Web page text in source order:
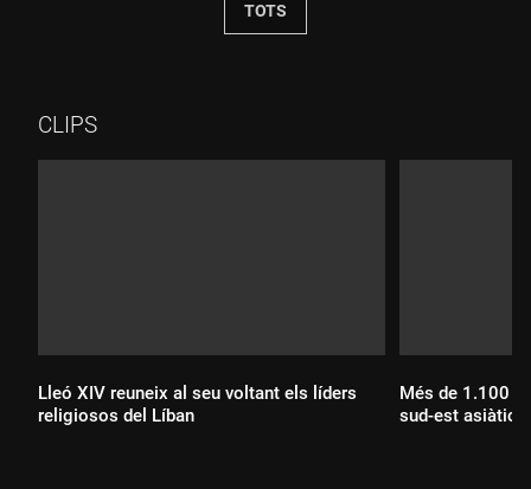
TOTS
CLIPS
Lleó XIV reuneix al seu voltant els líders
religiosos del Líban
Més de 1.100
sud-est asiàtic